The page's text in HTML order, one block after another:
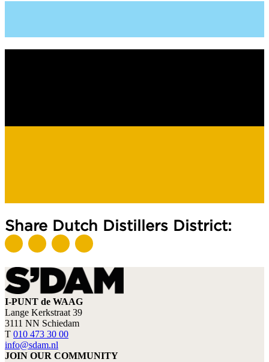
Share Dutch Distillers District:
I-PUNT de WAAG
Lange Kerkstraat 39
3111 NN Schiedam
T 010 473 30 00
info@sdam.nl
JOIN OUR COMMUNITY